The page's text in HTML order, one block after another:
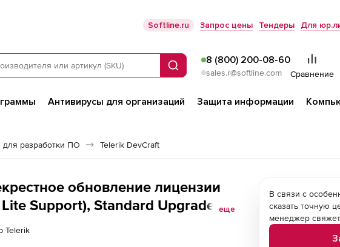
Softline.ru Запрос цены Тендеры Для
Поиск
8 (800) 200-08-60
sales.r@softline.com Сравнение
Антивирусы для организаций Защита информации
разработки ПО Telerik DevCraft
обновление лицензии
Support), Standard Upgrade
еще
Telerik
В связи с
сказать точную
менеджер